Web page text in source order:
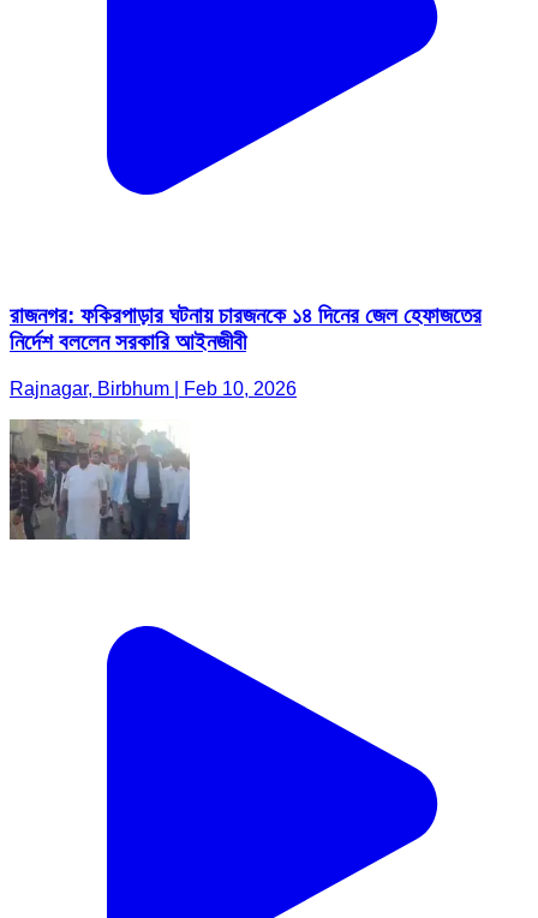
রাজনগর: ফকিরপাড়ার ঘটনায় চারজনকে ১৪ দিনের জেল হেফাজতের
নির্দেশ বললেন সরকারি আইনজীবী
Rajnagar, Birbhum | Feb 10, 2026